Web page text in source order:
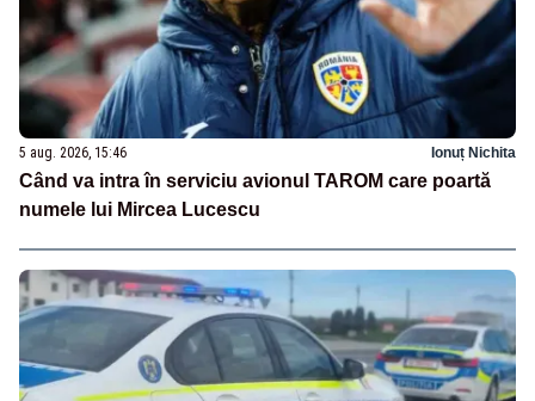
5 aug. 2026, 15:46 Ionuț Nichita
Când va intra în serviciu avionul TAROM care poartă
numele lui Mircea Lucescu